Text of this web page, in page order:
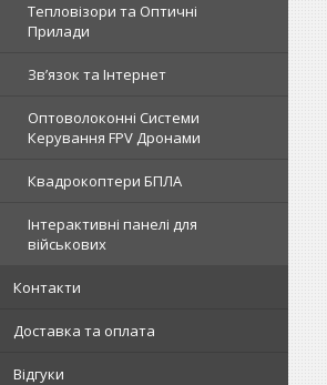
Тепловізори та Оптичні
Прилади
Зв’язок та Інтернет
Оптоволоконні Системи
Керування FPV Дронами
Квадрокоптери БПЛА
Інтерактивні панелі для
військових
Контакти
Доставка та оплата
Відгуки